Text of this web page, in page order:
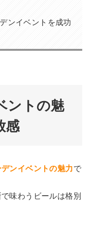
ンイベントを成功
ントの魅
感
ンイベントの魅力で
味わうビールは格別